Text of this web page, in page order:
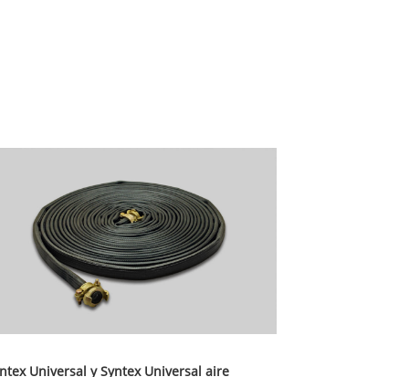
Universal y Syntex Universal aire